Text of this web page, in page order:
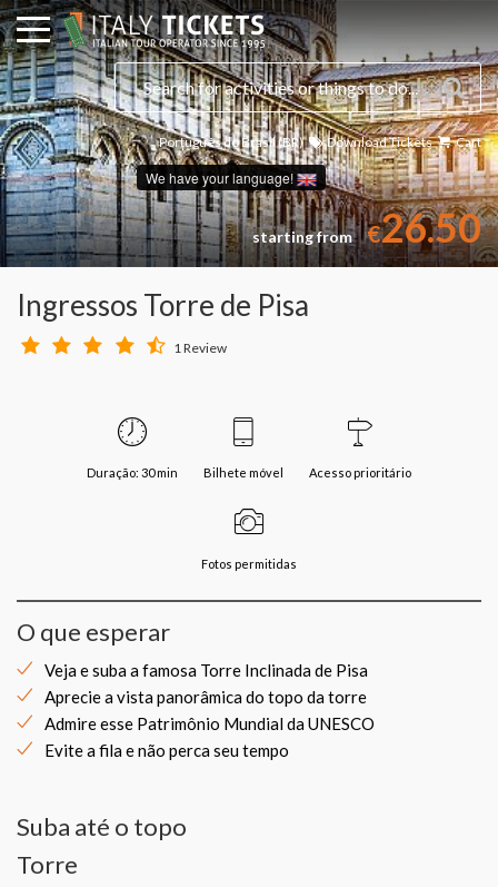
Português do Brasil (BR)
We have your language!
Download Tickets Cart
starting from €26.50
Ingressos Torre de Pisa
1 Review
Duração: 30 min Bilhete móvel Acesso prioritário
Fotos permitidas
O que esperar
Veja e suba a famosa Torre Inclinada de Pisa
Aprecie a vista panorâmica do topo da torre
Admire esse Patrimônio Mundial da UNESCO
Evite a fila e não perca seu tempo
Suba até o topo
Torre